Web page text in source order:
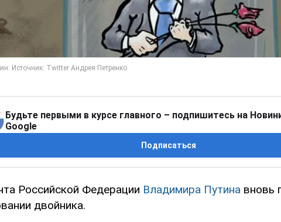
Будьте первыми в курсе главного – подпишитесь на
Google
Подписаться
Российской Федерации Владимира Путина вновь
двойника.